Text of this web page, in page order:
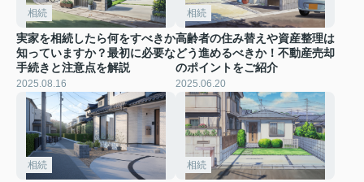
相続
実家を相続したら何をすべきか
知っていますか？最初に必要な
手続きと注意点を解説
2025.08.16
相続
高齢者の住み替えや資産整理は
どう進めるべきか！不動産売却
のポイントをご紹介
2025.06.20
相続 相続